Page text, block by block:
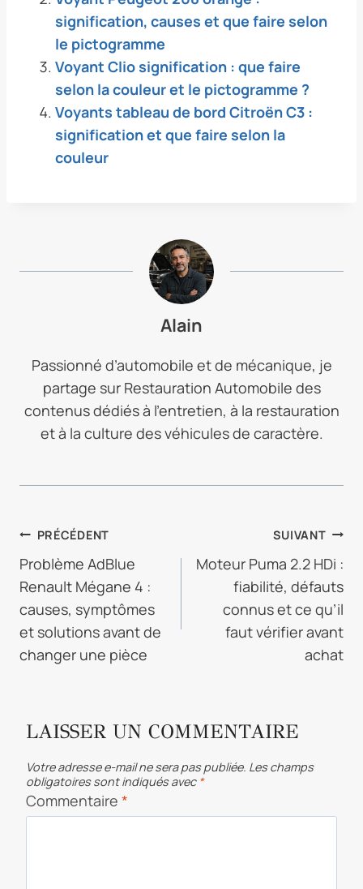
signification, causes et que faire selon
le pictogramme
Voyant Clio signification : que faire
selon la couleur et le pictogramme ?
Voyants tableau de bord Citroën C3 :
signification et que faire selon la
couleur
Alain
Passionné d’automobile et de mécanique, je
partage sur Restauration Automobile des
contenus dédiés à l’entretien, à la restauration
et à la culture des véhicules de caractère.
NAVIGATION
DE
L’ARTICLE
PRÉCÉDENT
Problème AdBlue
Renault Mégane 4 :
causes, symptômes
et solutions avant de
changer une pièce
SUIVANT
Moteur Puma 2.2 HDi :
fiabilité, défauts
connus et ce qu’il
faut vérifier avant
achat
LAISSER UN COMMENTAIRE
Votre adresse e-mail ne sera pas publiée. Les champs
obligatoires sont indiqués avec *
Commentaire *